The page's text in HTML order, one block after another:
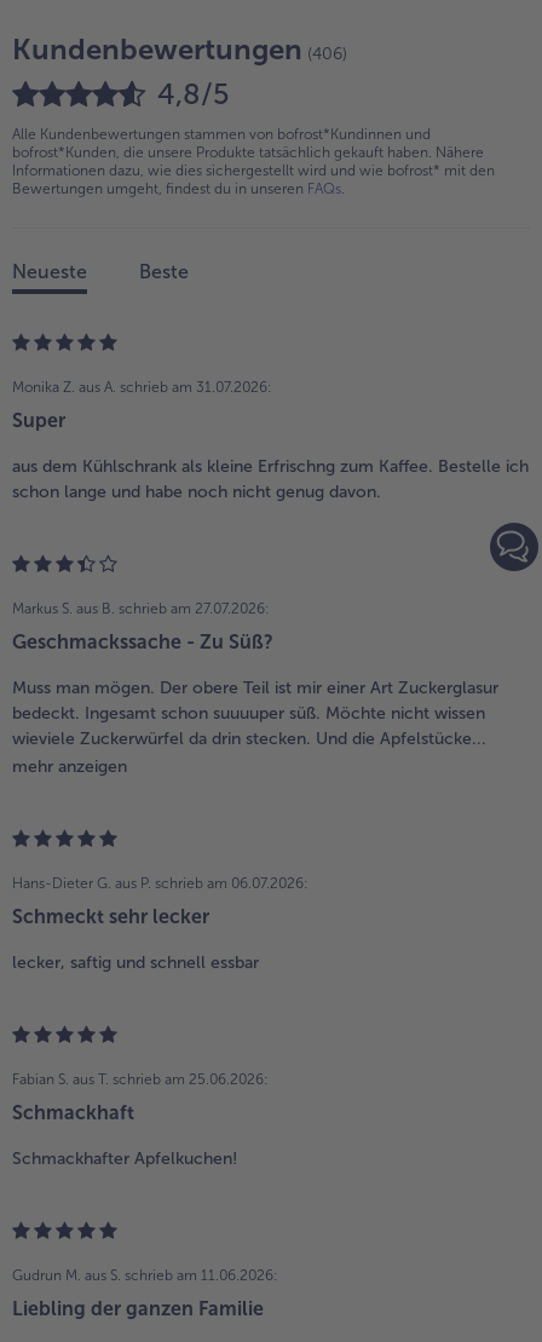
Kundenbewertungen (406)
4,8/5
Alle Kundenbewertungen stammen von bofrost*Kundinnen und
bofrost*Kunden, die unsere Produkte tatsächlich gekauft haben. Nähere
Informationen dazu, wie dies sichergestellt wird und wie bofrost* mit den
Bewertungen umgeht, findest du in unseren FAQs.
Neueste Beste
Monika Z. aus A. schrieb am 31.07.2026:
Super
aus dem Kühlschrank als kleine Erfrischng zum Kaffee. Bestelle ich
schon lange und habe noch nicht genug davon.
Markus S. aus B. schrieb am 27.07.2026:
Geschmackssache - Zu Süß?
Muss man mögen. Der obere Teil ist mir einer Art Zuckerglasur
bedeckt. Ingesamt schon suuuuper süß. Möchte nicht wissen
wieviele Zuckerwürfel da drin stecken. Und die Apfelstücke...
mehr anzeigen
Hans-Dieter G. aus P. schrieb am 06.07.2026:
Schmeckt sehr lecker
lecker, saftig und schnell essbar
Fabian S. aus T. schrieb am 25.06.2026:
Schmackhaft
Schmackhafter Apfelkuchen!
Gudrun M. aus S. schrieb am 11.06.2026:
Liebling der ganzen Familie